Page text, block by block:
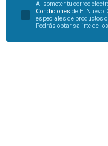
Al someter tu correo
Condiciones de El Nuevo
especiales de productos
Podrás optar salirte de